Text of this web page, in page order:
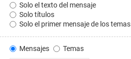
Solo el texto del mensaje
Solo títulos
Solo el primer mensaje de los temas
Mensajes
Temas